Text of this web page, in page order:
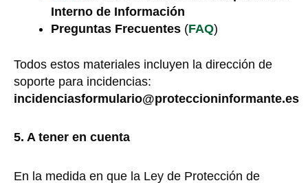
Interno de Información
Preguntas Frecuentes (FAQ)
Todos estos materiales incluyen la dirección de
soporte para incidencias:
incidenciasformulario@proteccioninformante.es
5. A tener en cuenta
En la medida en que la Ley de Protección de